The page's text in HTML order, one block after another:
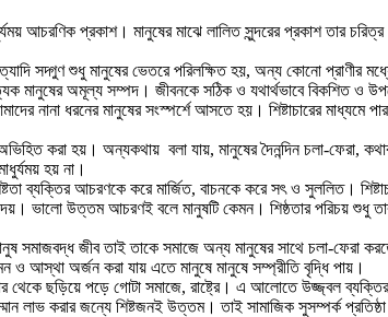
আচরণিক প্রকাশ। মানুষের মাঝে লালিত সুন্দরের প্রকাশ তার
ইত্যাদি সদ্গুণ শুধু মানুষের ভেতরে পরিলক্ষিত হয়, অন্য কোনো
মানুষের অমূল্য সম্পদ। জীবনকে সঠিক ও যথার্থভাবে বিকশিত ও
নানা ধরনের মানুষের সংস্পর্শে আসতে হয়। শিষ্টাচারের
করা হয়। অন্যকথায় বলা যায়, মানুষের দৈনন্দিন চলা-ফেরা,
হয় না।
ব্যক্তির আচরণকে করে মার্জিত, বাচনকে করে সৎ ও সুললিত।
ভালো উত্তম আচরণই বলে মানুষটি কেমন। শিষ্ঠতার পরিচয় শুধু
জীব তাই তাকে সমাজে অন্য মানুষের সাথে চলা-ফেরা
ও আস্থা অর্জন করা যায় এতে মানুষে মানুষে সম্প্রীতি বৃদ্ধি পায়।
থেকে ছড়িয়ে পড়ে গােটা সমাজে, রাষ্ট্রে। এ আলােতে উজ্জ্বল
করার জন্যে শিষ্টজনই উত্তম। তাই সামাজিক সুসম্পর্ক